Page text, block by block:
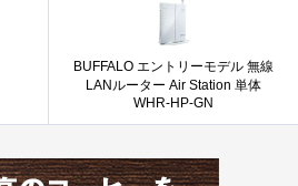
BUFFALO エントリーモデル 無線
LANルーター Air Station 単体
WHR-HP-GN